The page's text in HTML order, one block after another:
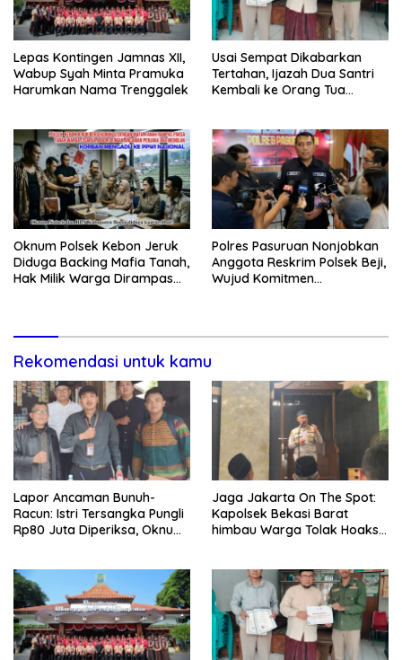
Lepas Kontingen Jamnas XII,
Wabup Syah Minta Pramuka
Harumkan Nama Trenggalek
Usai Sempat Dikabarkan
Tertahan, Ijazah Dua Santri
Kembali ke Orang Tua
Oknum Polsek Kebon Jeruk
Diduga Backing Mafia Tanah,
Hak Milik Warga Dirampas
Polres Pasuruan Nonjobkan
Anggota Reskrim Polsek Beji,
Wujud Komitmen
Rekomendasi untuk kamu
Lapor Ancaman Bunuh-
Racun: Istri Tersangka Pungli
Rp80 Juta Diperiksa, Oknum
Jaga Jakarta On The Spot:
Kapolsek Bekasi Barat
himbau Warga Tolak Hoaks